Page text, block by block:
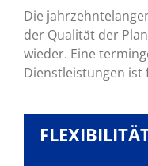
Die
der Qualität der
wieder. Eine
Dienstleistungen ist